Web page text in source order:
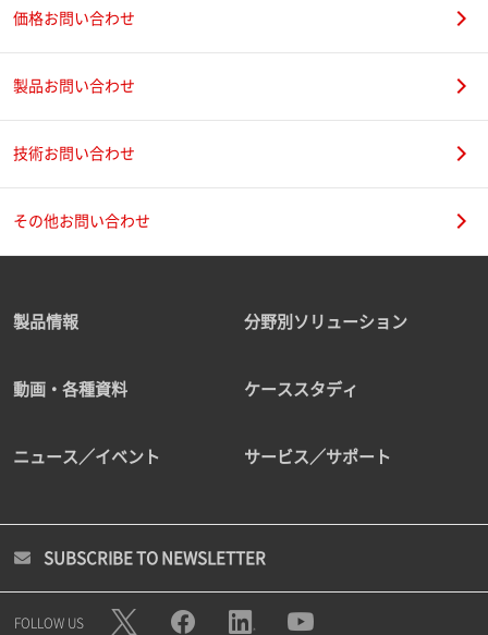
価格お問い合わせ
製品お問い合わせ
技術お問い合わせ
その他お問い合わせ
製品情報 分野別ソリューション
動画・各種資料 ケーススタディ
ニュース／イベント サービス／サポート
SUBSCRIBE TO NEWSLETTER
FOLLOW US